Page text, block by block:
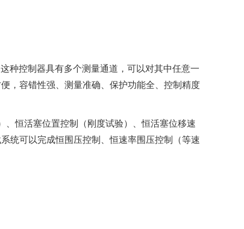
种控制器具有多个测量通道，可以对其中任意一
，容错性强、测量准确、保护功能全、控制精度
恒活塞位置控制（刚度试验）、恒活塞位移速
统可以完成恒围压控制、恒速率围压控制（等速